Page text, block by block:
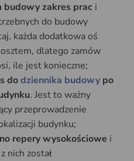
zakres prac i
do budowy
każda dodatkowa oś
dlatego zamów
ile jest konieczne;
dodziennika budowypo
. Jest to ważny
przeprowadzenie
budynku;
repery wysokościowe i
nich został